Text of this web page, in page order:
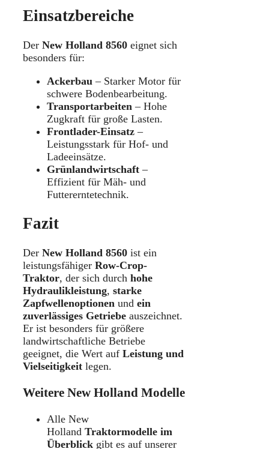
Einsatzbereiche
Der New Holland 8560 eignet sich
besonders für:
Ackerbau – Starker Motor für
schwere Bodenbearbeitung.
Transportarbeiten – Hohe
Zugkraft für große Lasten.
Frontlader-Einsatz –
Leistungsstark für Hof- und
Ladeeinsätze.
Grünlandwirtschaft –
Effizient für Mäh- und
Futtererntetechnik.
Fazit
Der New Holland 8560 ist ein
leistungsfähiger Row-Crop-
Traktor, der sich durch hohe
Hydraulikleistung, starke
Zapfwellenoptionen und ein
zuverlässiges Getriebe auszeichnet.
Er ist besonders für größere
landwirtschaftliche Betriebe
geeignet, die Wert auf Leistung und
Vielseitigkeit legen.
Weitere New Holland Modelle
Alle New
Holland Traktormodelle im
Überblick gibt es auf unserer